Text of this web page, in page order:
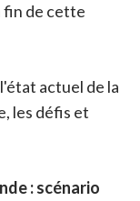
fin de cette
actuel de la
les défis et
: scénario